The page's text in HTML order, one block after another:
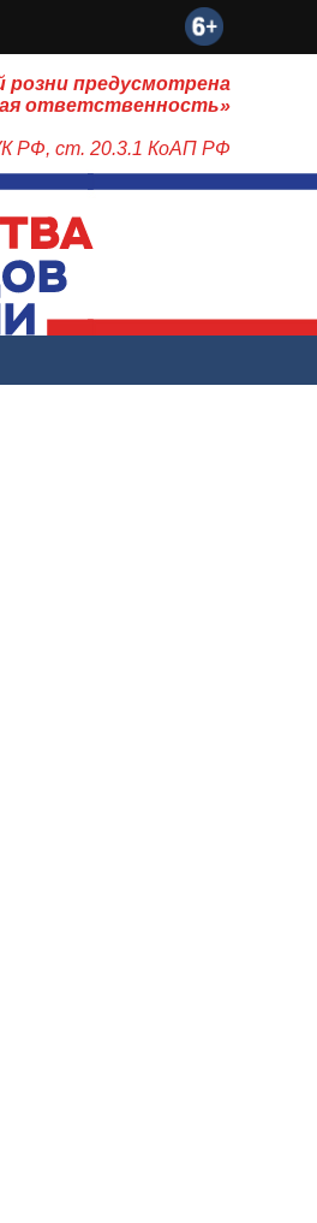
розни предусмотрена
ответственность»
РФ, ст. 20.3.1 КоАП РФ